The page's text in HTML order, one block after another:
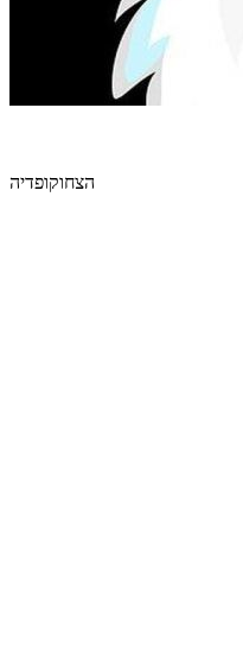
הצחוקופדיה